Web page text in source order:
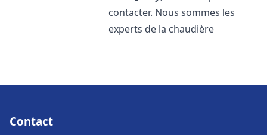
contacter. Nous sommes les
experts de la chaudière
Contact